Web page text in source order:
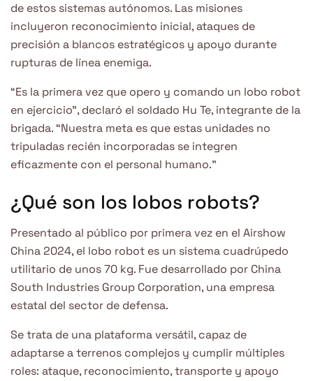
de estos sistemas autónomos. Las misiones
incluyeron reconocimiento inicial, ataques de
precisión a blancos estratégicos y apoyo durante
rupturas de línea enemiga.
“Es la primera vez que opero y comando un lobo robot
en ejercicio”, declaró el soldado Hu Te, integrante de la
brigada. “Nuestra meta es que estas unidades no
tripuladas recién incorporadas se integren
eficazmente con el personal humano.”
¿Qué son los lobos robots?
Presentado al público por primera vez en el Airshow
China 2024, el lobo robot es un sistema cuadrúpedo
utilitario de unos 70 kg. Fue desarrollado por China
South Industries Group Corporation, una empresa
estatal del sector de defensa.
Se trata de una plataforma versátil, capaz de
adaptarse a terrenos complejos y cumplir múltiples
roles: ataque, reconocimiento, transporte y apoyo